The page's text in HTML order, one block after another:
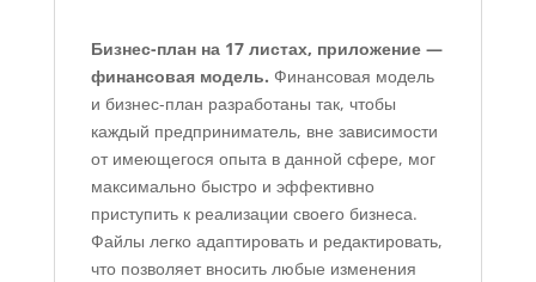
Бизнес-план на 17 листах, приложение —
финансовая модель. Финансовая модель
и бизнес-план разработаны так, чтобы
каждый предприниматель, вне зависимости
от имеющегося опыта в данной сфере, мог
максимально быстро и эффективно
приступить к реализации своего бизнеса.
Файлы легко адаптировать и редактировать,
что позволяет вносить любые изменения